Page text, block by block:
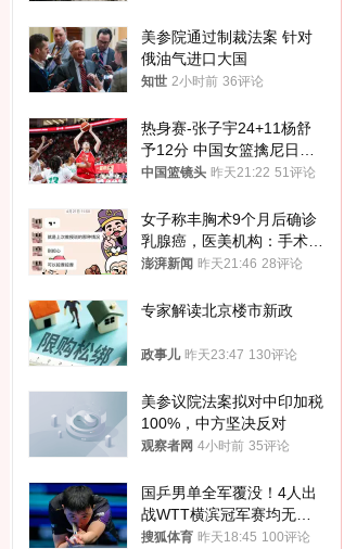
美参院通过制裁法案 针对
俄油气进口大国
知世 2小时前 36评论
热身赛-张子宇24+11杨舒
予12分 中国女篮擒尼日利
亚
中国篮镜头 昨天21:22 51评论
女子称丰胸术9个月后确诊
乳腺癌，医美机构：手术不
可能引发癌症，建议走司法
澎湃新闻 昨天21:46 28评论
专家解读北京楼市新政
政事儿 昨天23:47 130评论
美参议院法案拟对中印加税
100%，中方坚决反对
观察者网 4小时前 35评论
国乒男单全军覆没！4人出
战WTT横滨冠军赛均无缘
八强
搜狐体育 昨天18:45 100评论